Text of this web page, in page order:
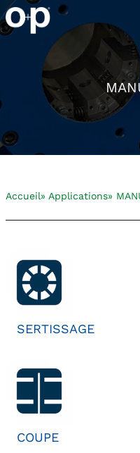
Accueil» Applications»
SERTISSAGE
COUPE